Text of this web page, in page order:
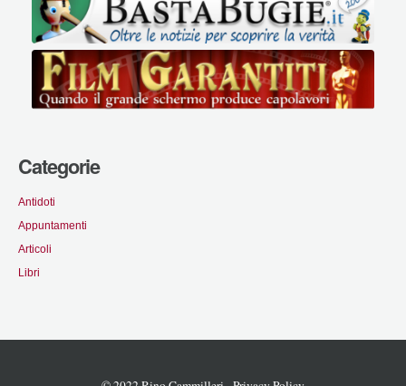
Categorie
Antidoti
Appuntamenti
Articoli
Libri